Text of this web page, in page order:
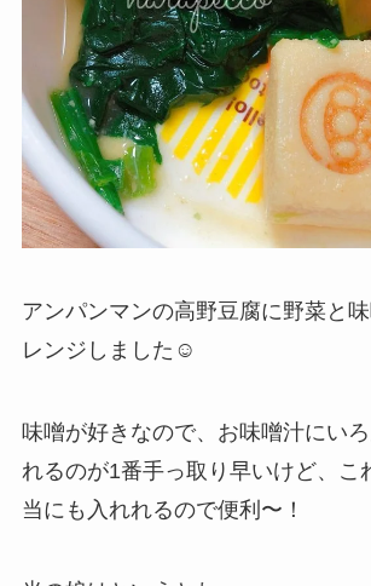
アンパンマンの高野豆腐に野菜と
レンジしました☺︎
味噌が好きなので、お味噌汁にい
れるのが1番手っ取り早いけど、こ
当にも入れれるので便利〜！